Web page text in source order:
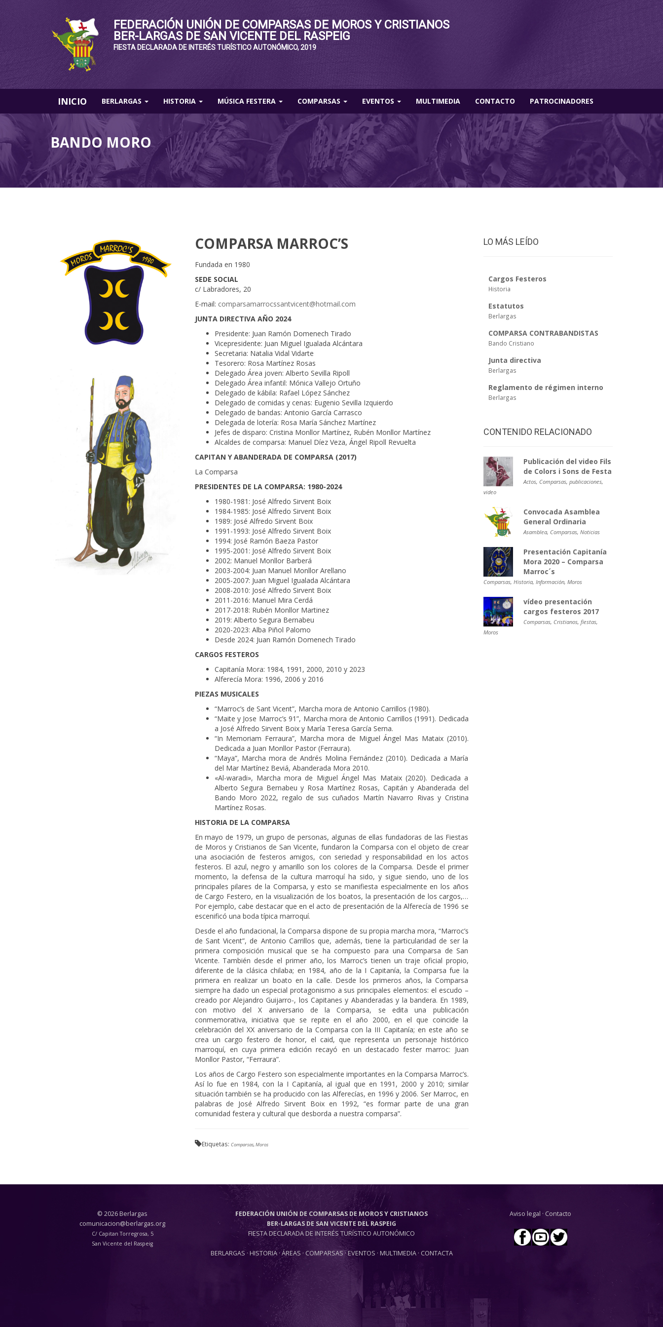
FEDERACIÓN UNIÓN DE COMPARSAS DE MOROS Y CRISTIANOS
BER-LARGAS DE SAN VICENTE DEL RASPEIG
FIESTA DECLARADA DE INTERÉS TURÍSTICO AUTONÓMICO, 2019
INICIO BERLARGAS HISTORIA MÚSICA FESTERA COMPARSAS EVENTOS MULTIMEDIA CONTACTO PATROCINADORES
BANDO MORO
COMPARSA MARROC’S
Fundada en 1980
SEDE SOCIAL
c/ Labradores, 20
E-mail: comparsamarrocssantvicent@hotmail.com
JUNTA DIRECTIVA AÑO 2024
Presidente: Juan Ramón Domenech Tirado
Vicepresidente: Juan Miguel Igualada Alcántara
Secretaria: Natalia Vidal Vidarte
Tesorero: Rosa Martínez Rosas
Delegado Área joven: Alberto Sevilla Ripoll
Delegado Área infantil: Mónica Vallejo Ortuño
Delegado de kábila: Rafael López Sánchez
Delegado de comidas y cenas: Eugenio Sevilla Izquierdo
Delegado de bandas: Antonio García Carrasco
Delegada de lotería: Rosa María Sánchez Martínez
Jefes de disparo: Cristina Monllor Martínez, Rubén Monllor Martínez
Alcaldes de comparsa: Manuel Díez Veza, Ángel Ripoll Revuelta
CAPITAN Y ABANDERADA DE COMPARSA (2017)
La Comparsa
PRESIDENTES DE LA COMPARSA: 1980-2024
1980-1981: José Alfredo Sirvent Boix
1984-1985: José Alfredo Sirvent Boix
1989: José Alfredo Sirvent Boix
1991-1993: José Alfredo Sirvent Boix
1994: José Ramón Baeza Pastor
1995-2001: José Alfredo Sirvent Boix
2002: Manuel Monllor Barberá
2003-2004: Juan Manuel Monllor Arellano
2005-2007: Juan Miguel Igualada Alcántara
2008-2010: José Alfredo Sirvent Boix
2011-2016: Manuel Mira Cerdá
2017-2018: Rubén Monllor Martinez
2019: Alberto Segura Bernabeu
2020-2023: Alba Piñol Palomo
Desde 2024: Juan Ramón Domenech Tirado
CARGOS FESTEROS
Capitanía Mora: 1984, 1991, 2000, 2010 y 2023
Alferecía Mora: 1996, 2006 y 2016
PIEZAS MUSICALES
“Marroc’s de Sant Vicent”, Marcha mora de Antonio Carrillos (1980).
“Maite y Jose Marroc’s 91”, Marcha mora de Antonio Carrillos (1991). Dedicada
a José Alfredo Sirvent Boix y María Teresa García Serna.
“In Memoriam Ferraura”, Marcha mora de Miguel Ángel Mas Mataix (2010).
Dedicada a Juan Monllor Pastor (Ferraura).
“Maya”, Marcha mora de Andrés Molina Fernández (2010). Dedicada a María
del Mar Martínez Beviá, Abanderada Mora 2010.
«Al-waradi», Marcha mora de Miguel Ángel Mas Mataix (2020). Dedicada a
Alberto Segura Bernabeu y Rosa Martínez Rosas, Capitán y Abanderada del
Bando Moro 2022, regalo de sus cuñados Martín Navarro Rivas y Cristina
Martínez Rosas.
HISTORIA DE LA COMPARSA
En mayo de 1979, un grupo de personas, algunas de ellas fundadoras de las Fiestas
de Moros y Cristianos de San Vicente, fundaron la Comparsa con el objeto de crear
una asociación de festeros amigos, con seriedad y responsabilidad en los actos
festeros. El azul, negro y amarillo son los colores de la Comparsa. Desde el primer
momento, la defensa de la cultura marroquí ha sido, y sigue siendo, uno de los
principales pilares de la Comparsa, y esto se manifiesta especialmente en los años
de Cargo Festero, en la visualización de los boatos, la presentación de los cargos,…
Por ejemplo, cabe destacar que en el acto de presentación de la Alferecía de 1996 se
escenificó una boda típica marroquí.
Desde el año fundacional, la Comparsa dispone de su propia marcha mora, “Marroc’s
de Sant Vicent”, de Antonio Carrillos que, además, tiene la particularidad de ser la
primera composición musical que se ha compuesto para una Comparsa de San
Vicente. También desde el primer año, los Marroc’s tienen un traje oficial propio,
diferente de la clásica chilaba; en 1984, año de la I Capitanía, la Comparsa fue la
primera en realizar un boato en la calle. Desde los primeros años, la Comparsa
siempre ha dado un especial protagonismo a sus principales elementos: el escudo –
creado por Alejandro Guijarro-, los Capitanes y Abanderadas y la bandera. En 1989,
con motivo del X aniversario de la Comparsa, se edita una publicación
conmemorativa, iniciativa que se repite en el año 2000, en el que coincide la
celebración del XX aniversario de la Comparsa con la III Capitanía; en este año se
crea un cargo festero de honor, el caid, que representa un personaje histórico
marroquí, en cuya primera edición recayó en un destacado fester marroc: Juan
Monllor Pastor, “Ferraura”.
Los años de Cargo Festero son especialmente importantes en la Comparsa Marroc’s.
Así lo fue en 1984, con la I Capitanía, al igual que en 1991, 2000 y 2010; similar
situación también se ha producido con las Alferecías, en 1996 y 2006. Ser Marroc, en
palabras de José Alfredo Sirvent Boix en 1992, “es formar parte de una gran
comunidad festera y cultural que desborda a nuestra comparsa”.
Etiquetas: Comparsas,Moros
LO MÁS LEÍDO
Cargos Festeros
Historia
Estatutos
Berlargas
COMPARSA CONTRABANDISTAS
Bando Cristiano
Junta directiva
Berlargas
Reglamento de régimen interno
Berlargas
CONTENIDO RELACIONADO
Publicación del video Fils
de Colors i Sons de Festa
Actos, Comparsas, publicaciones,
video
Convocada Asamblea
General Ordinaria
Asamblea, Comparsas, Noticias
Presentación Capitanía
Mora 2020 – Comparsa
Marroc´s
Comparsas, Historia, Información, Moros
vídeo presentación
cargos festeros 2017
Comparsas, Cristianos, fiestas,
Moros
© 2026 Berlargas
comunicacion@berlargas.org
C/ Capitan Torregrosa, 5
San Vicente del Raspeig
FEDERACIÓN UNIÓN DE COMPARSAS DE MOROS Y CRISTIANOS
BER-LARGAS DE SAN VICENTE DEL RASPEIG
FIESTA DECLARADA DE INTERÉS TURÍSTICO AUTONÓMICO
BERLARGAS ·HISTORIA· ÁREAS · COMPARSAS ·EVENTOS · MULTIMEDIA· CONTACTA
Aviso legal · Contacto